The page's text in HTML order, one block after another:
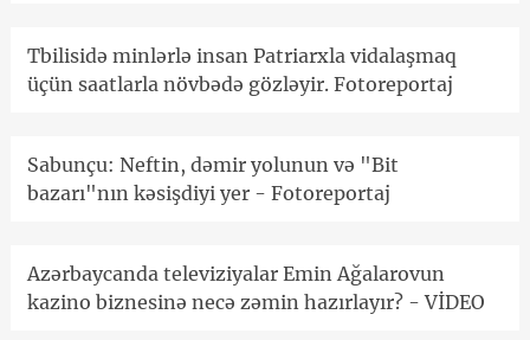
Tbilisidə minlərlə insan Patriarxla vidalaşmaq
üçün saatlarla növbədə gözləyir. Fotoreportaj
Sabunçu: Neftin, dəmir yolunun və "Bit
bazarı"nın kəsişdiyi yer - Fotoreportaj
Azərbaycanda televiziyalar Emin Ağalarovun
kazino biznesinə necə zəmin hazırlayır? - VİDEO